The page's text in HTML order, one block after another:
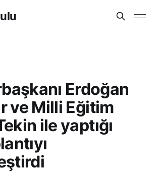
Erdoğan
ve Milli Eğitim
ile yaptığı